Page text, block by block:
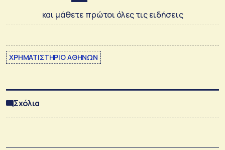
και μάθετε πρώτοι όλες τις ειδήσεις
ΧΡΗΜΑΤΙΣΤΗΡΙΟ ΑΘΗΝΩΝ
Σχόλια